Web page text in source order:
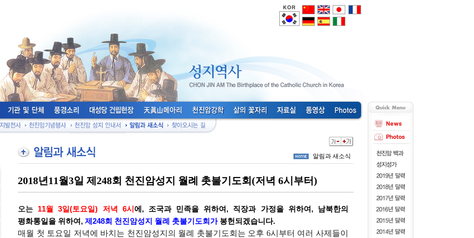
알림과 새소식
2018년11월3일 제248회 천진암성지 월례 촛불기도회(저녁 6시부터)
오는 11월 3일(토요일) 저녁 6시 에 , 조국과 민족을 위하여, 직장과 가정을 위하여, 남북한의
평화통일을 위하여, 제248회 천진암성지 월례 촛불기도회가 봉헌되겠습니다.
매월 첫 토요일 저녁에 바치는 천진암성지의 월례 촛불기도회는 오후 6시부터 여러 사제들이